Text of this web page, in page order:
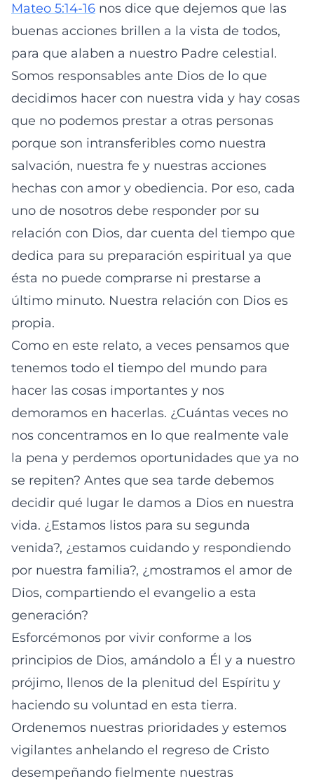
Mateo 5:14-16 nos dice que dejemos que las
buenas acciones brillen a la vista de todos,
para que alaben a nuestro Padre celestial.
Somos responsables ante Dios de lo que
decidimos hacer con nuestra vida y hay cosas
que no podemos prestar a otras personas
porque son intransferibles como nuestra
salvación, nuestra fe y nuestras acciones
hechas con amor y obediencia. Por eso, cada
uno de nosotros debe responder por su
relación con Dios, dar cuenta del tiempo que
dedica para su preparación espiritual ya que
ésta no puede comprarse ni prestarse a
último minuto. Nuestra relación con Dios es
propia.
Como en este relato, a veces pensamos que
tenemos todo el tiempo del mundo para
hacer las cosas importantes y nos
demoramos en hacerlas. ¿Cuántas veces no
nos concentramos en lo que realmente vale
la pena y perdemos oportunidades que ya no
se repiten? Antes que sea tarde debemos
decidir qué lugar le damos a Dios en nuestra
vida. ¿Estamos listos para su segunda
venida?, ¿estamos cuidando y respondiendo
por nuestra familia?, ¿mostramos el amor de
Dios, compartiendo el evangelio a esta
generación?
Esforcémonos por vivir conforme a los
principios de Dios, amándolo a Él y a nuestro
prójimo, llenos de la plenitud del Espíritu y
haciendo su voluntad en esta tierra.
Ordenemos nuestras prioridades y estemos
vigilantes anhelando el regreso de Cristo
desempeñando fielmente nuestras